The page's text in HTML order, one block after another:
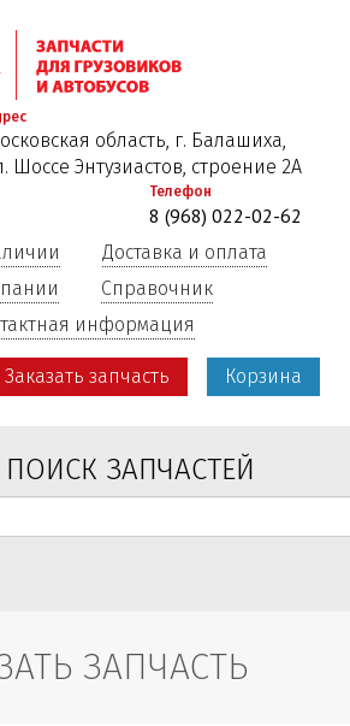
к
основному
область, г. Балашиха,
Шоссе Энтузиастов, строение 2А
Телефон
8 (968) 022-02-62
Доставка и оплата
Справочник
информация
Заказать запчасть Корзина
ПОИСК ЗАПЧАСТЕЙ
ЗАПЧАСТЬ